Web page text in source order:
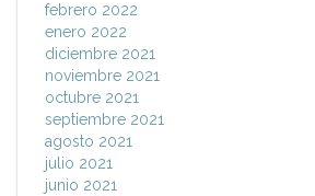
febrero 2022
enero 2022
diciembre 2021
noviembre 2021
octubre 2021
septiembre 2021
agosto 2021
julio 2021
junio 2021